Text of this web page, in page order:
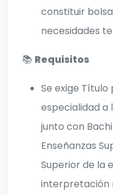
constituir
necesidades
📚 Requisitos
Se exige Título
especialidad a
junto con
Enseñanzas
Superior de la
interpretación